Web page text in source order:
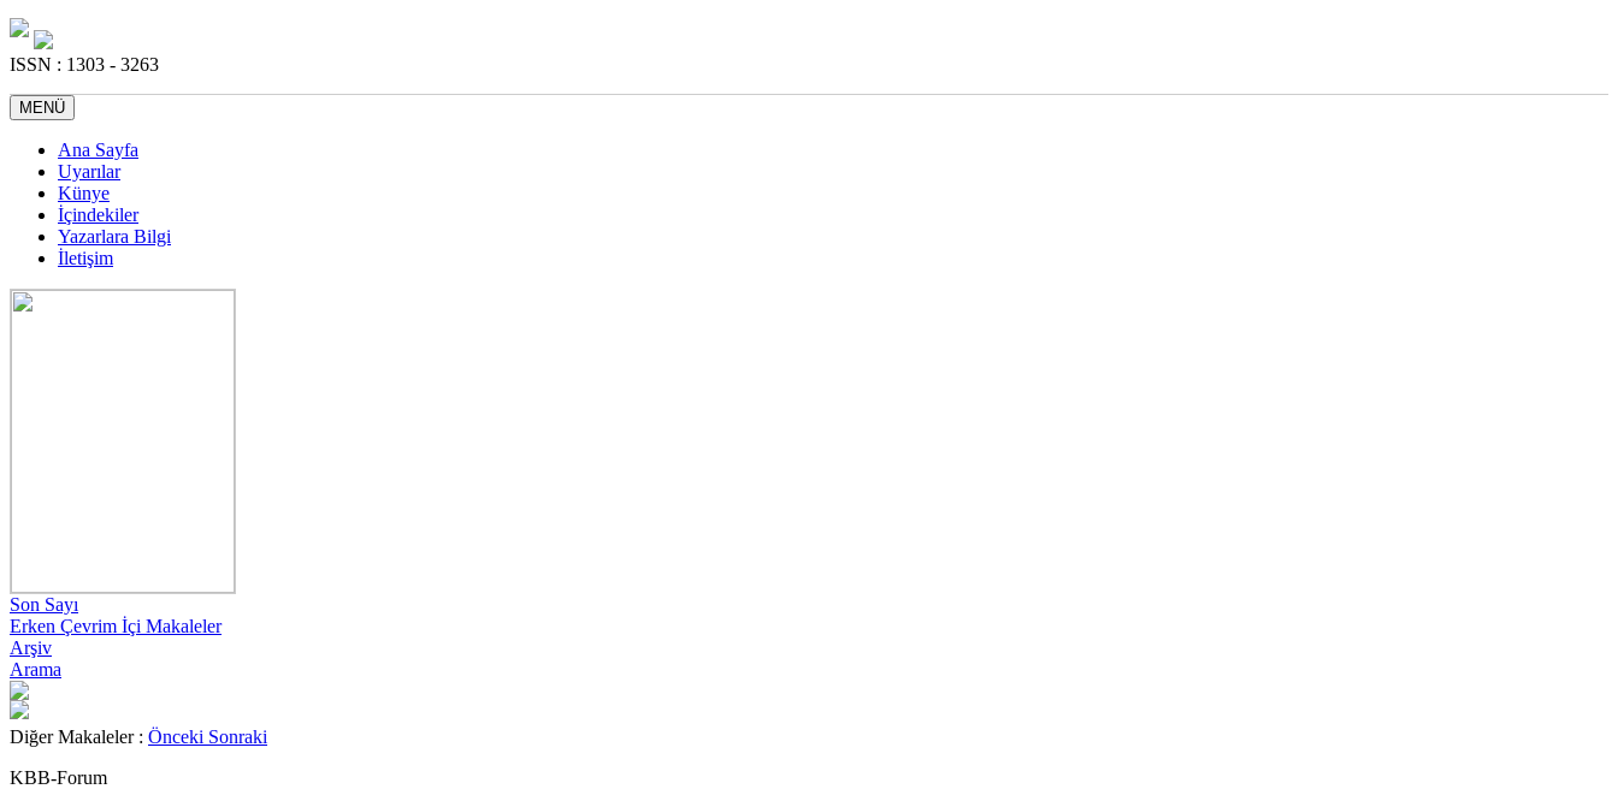
ISSN : 1303 - 3263
MENÜ
Ana Sayfa
Uyarılar
Künye
İçindekiler
Yazarlara Bilgi
İletişim
Son Sayı
Erken Çevrim İçi Makaleler
Arşiv
Arama
Diğer Makaleler : Önceki Sonraki
KBB-Forum